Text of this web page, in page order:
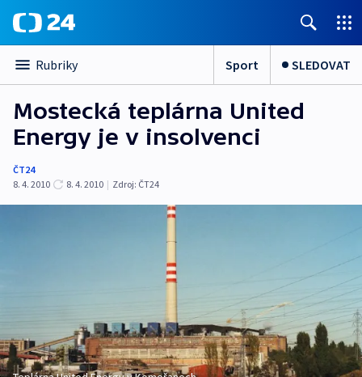
Rubriky Sport SLEDOVAT
Mostecká teplárna United
Energy je v insolvenci
ČT24
8. 4. 2010
8. 4. 2010 | Zdroj: ČT24